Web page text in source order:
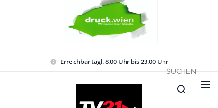
Erreichbar tägl. 8.00 Uhr bis 23.00 Uhr
SUCHEN